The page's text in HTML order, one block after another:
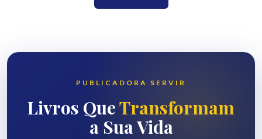
PUBLICADORA SERVIR
Livros QueTransformam
a SuaVida